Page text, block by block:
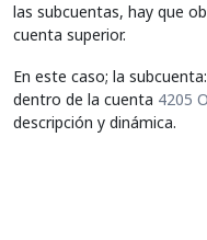
las subcuentas, hay que
cuenta superior.
En este caso; la
dentro de la cuenta 4205
descripción y dinámica.